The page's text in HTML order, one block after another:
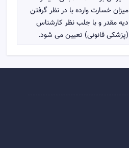
میزان خسارت وارده با در نظر گرفتن
دیه مقدر و با جلب نظر کارشناس
(پزشکی قانونی) تعیین می شود.